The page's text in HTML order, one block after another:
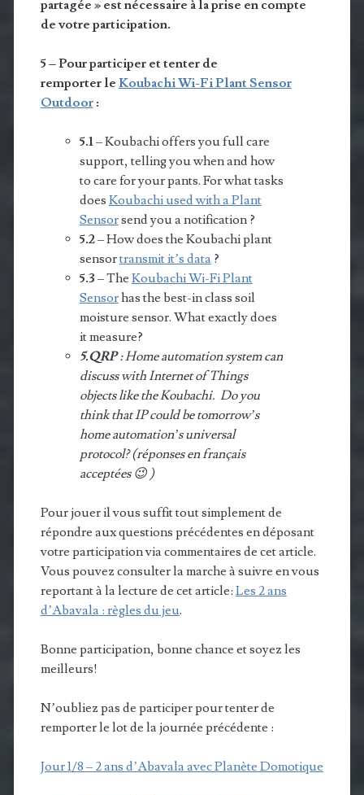
partagée » est nécessaire à la prise en compte
de votre participation.
5 – Pour participer et tenter de
remporter le Koubachi Wi-Fi Plant Sensor
Outdoor:
5.1– Koubachi offers you full care
support, telling you when and how
to care for your pants. For what tasks
does Koubachi used with a Plant
Sensorsend you a notification ?
5.2– How does the Koubachi plant
sensortransmit it’s data?
5.3 – The Koubachi Wi-Fi Plant
Sensorhas the best-in class soil
moisture sensor. What exactly does
it measure?
5.QRP: Home automation system can
discuss with Internet of Things
objects like the Koubachi. Do you
think that IP could be tomorrow’s
home automation’s universal
protocol? (réponses en français
acceptées 😉 )
Pour jouer il vous suffit tout simplement de
répondre aux questions précédentes en déposant
votre participation via commentaires de cet article.
Vous pouvez consulter la marche à suivre en vous
reportant à la lecture de cet article: Les 2 ans
d’Abavala : règles du jeu.
Bonne participation, bonne chance et soyez les
meilleurs!
N’oubliez pas de participer pour tenter de
remporter le lot de la journée précédente :
Jour 1/8 – 2 ans d’Abavala avec Planète Domotique